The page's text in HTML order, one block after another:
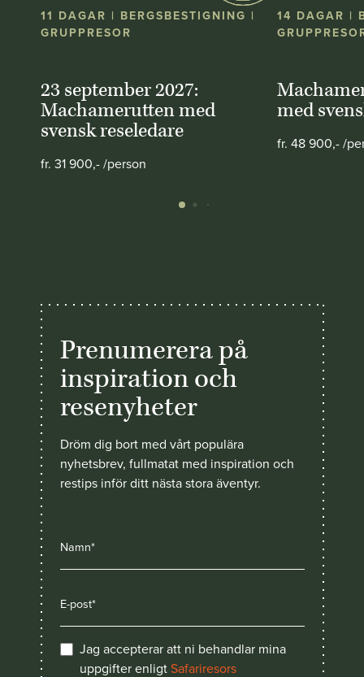
11 DAGAR | BERGSBESTIGNING |
GRUPPRESOR
23 september 2027:
Machamerutten med
svensk reseledare
fr. 31 900,- /person
14 DAGAR |
med
fr. 48 900,- /
Prenumerera på
inspiration och
resenyheter
Dröm dig bort med vårt populära
nyhetsbrev, fullmatat med inspiration och
restips inför ditt nästa stora äventyr.
Jag accepterar att ni behandlar mina
uppgifter enligtSafariresors